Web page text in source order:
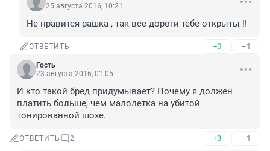
25 августа 2016, 10:21
Не нравится рашка , так все дороги тебе открыты !!
ОТВЕТИТЬ +0 –1
Гость
23 августа 2016, 01:05
И кто такой бред придумывает? Почему я должен
платить больше, чем малолетка на убитой
тонированной шохе.
ОТВЕТИТЬ 2 +3 –1